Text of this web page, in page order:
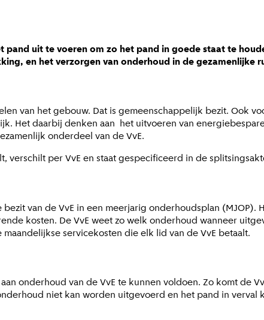
uit te voeren om zo het pand in goede staat te
en het verzorgen van onderhoud in de gezamenlijke
van het gebouw. Dat is gemeenschappelijk bezit. Ook
Het daarbij denken aan het uitvoeren van
onderdeel van de VvE.
verschilt per VvE en staat gespecificeerd in de
van de VvE in een meerjarig onderhoudsplan (MJOP).
kosten. De VvE weet zo welk onderhoud wanneer
servicekosten die elk lid van de VvE betaalt.
onderhoud van de VvE te kunnen voldoen. Zo komt de
niet kan worden uitgevoerd en het pand in verval